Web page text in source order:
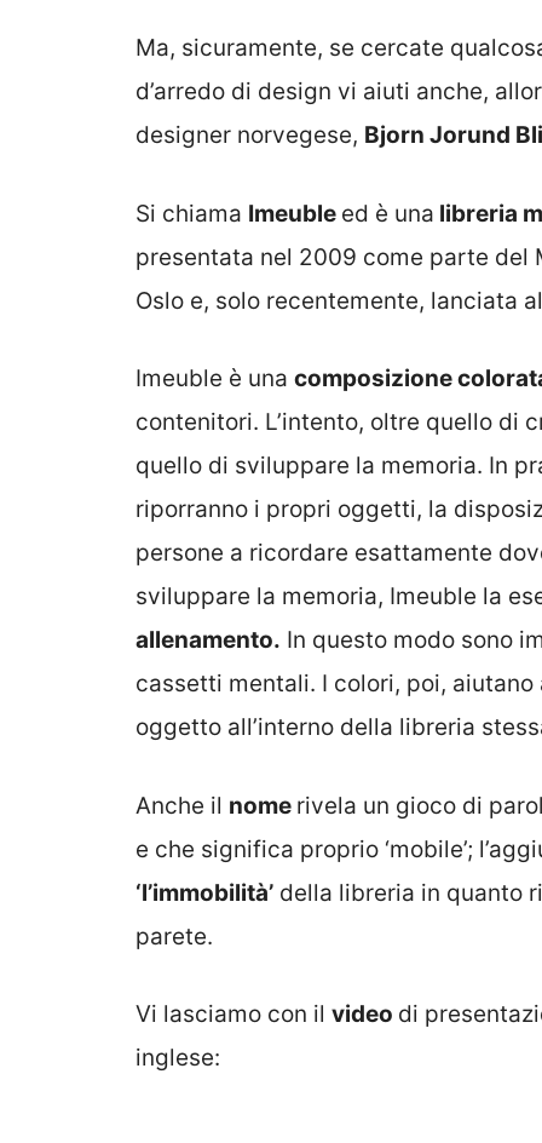
Ma, sicuramente, se cercate
d’arredo di design vi aiuti anche,
designer norvegese, Bjorn Jorund
Si chiama Imeuble ed è una libreria
presentata nel 2009 come parte del
Oslo e, solo recentemente, lanciata al
Imeuble è una composizione
contenitori. L’intento, oltre quello di
quello di sviluppare la memoria. In
riporranno i propri oggetti, la
persone a ricordare esattamente
sviluppare la memoria, Imeuble la
allenamento. In questo modo sono
cassetti mentali. I colori, poi,
oggetto all’interno della libreria
Anche il nome rivela un gioco di
e che significa proprio ‘mobile’;
‘l’immobilità’ della libreria in quanto
parete.
Vi lasciamo con il video di
inglese: